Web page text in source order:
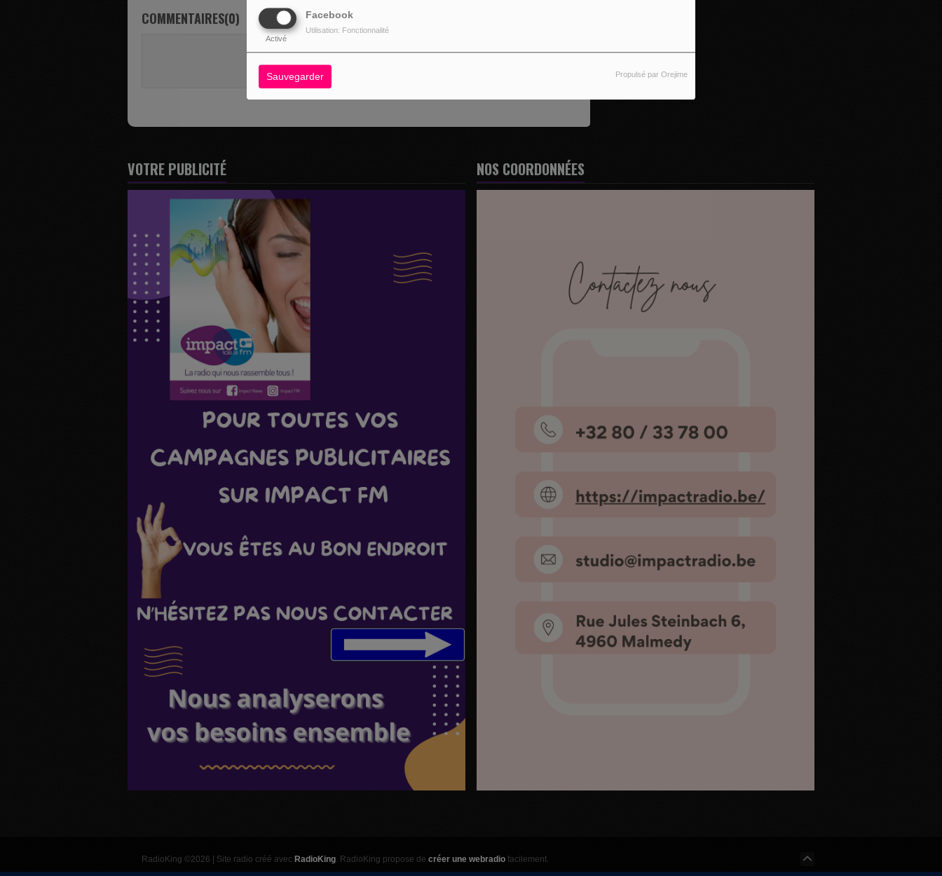
Facebook
Activé
Utilisation: Fonctionnalité
Sauvegarder Propulsé par Orejime
COMMENTAIRES(0)
Vous devez être connecté pour commenter
SE CONNECTER
VOTRE PUBLICITÉ NOS COORDONNÉES
RadioKing ©2026 | Site radio créé avec RadioKing. RadioKing propose de créer une webradio facilement.